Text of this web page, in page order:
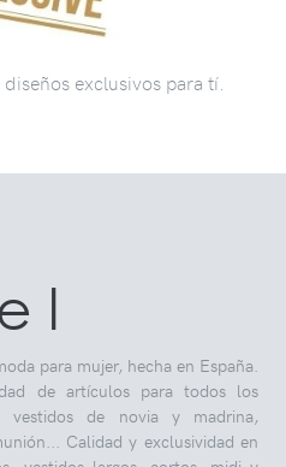
exclusivos para tí.
l
para mujer, hecha en España.
de artículos para todos los
vestidos de novia y madrina,
Calidad y exclusividad en